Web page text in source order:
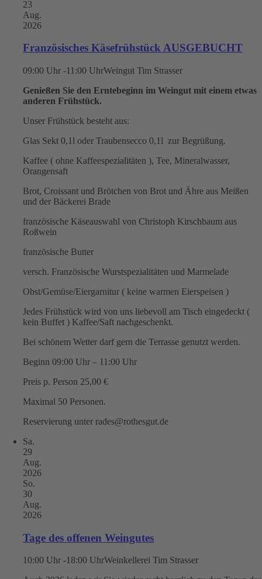
23
Aug.
2026
Französisches Käsefrühstück AUSGEBUCHT
09:00 Uhr -11:00 UhrWeingut Tim Strasser
Genießen Sie den Erntebeginn im Weingut mit einem etwas
anderen Frühstück.
Unser Frühstück besteht aus:
Glas Sekt 0,1l oder Traubensecco 0,1l zur Begrüßung.
Kaffee ( ohne Kaffeespezialitäten ), Tee, Mineralwasser,
Orangensaft
Brot, Croissant und Brötchen von Brot und Ähre aus Meißen
und der Bäckerei Brade
französische Käseauswahl von Christoph Kirschbaum aus
Roßwein
französische Butter
versch. Französische Wurstspezialitäten und Marmelade
Obst/Gemüse/Eiergarnitur ( keine warmen Eierspeisen )
Jedes Frühstück wird von uns liebevoll am Tisch eingedeckt (
kein Buffet ) Kaffee/Saft nachgeschenkt.
Bei schönem Wetter darf gern die Terrasse genutzt werden.
Beginn 09:00 Uhr – 11:00 Uhr
Preis p. Person 25,00 €
Maximal 50 Personen.
Reservierung unter rades@rothesgut.de
Sa.
29
Aug.
2026
So.
30
Aug.
2026
Tage des offenen Weingutes
10:00 Uhr -18:00 UhrWeinkellerei Tim Strasser